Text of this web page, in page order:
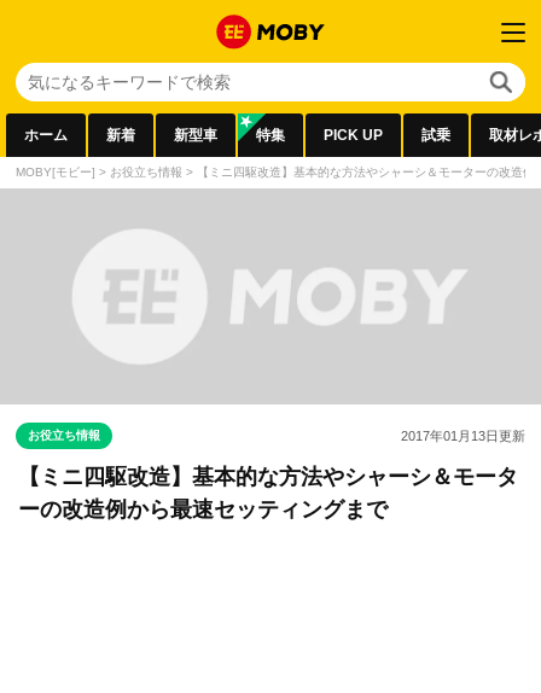
ホーム 新着 新型車 特集 PICK UP 試乗 取材レ
MOBY[モビー] > お役立ち情報 > 【ミニ四駆改造】基本的な方法やシャーシ＆モーターの改造
お役立ち情報 2017年01月13日更新
【ミニ四駆改造】基本的な方法やシャーシ＆モータ
ーの改造例から最速セッティングまで